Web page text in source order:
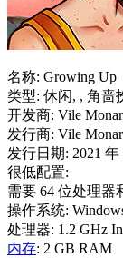
名称: Growing Up
类型: 休闲, , 角啬
开发商: Vile
发行商: Vile
发行日期: 2021 年
很低配置:
需要 64 位处理器
操作系统:
处理器: 1.2 GHz
内存: 2 GB RAM